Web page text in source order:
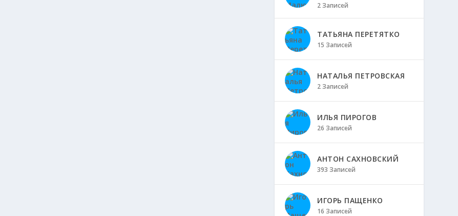
2 Записей
ТАТЬЯНА ПЕРЕТЯТКО
15 Записей
НАТАЛЬЯ ПЕТРОВСКАЯ
2 Записей
ИЛЬЯ ПИРОГОВ
26 Записей
АНТОН САХНОВСКИЙ
393 Записей
ИГОРЬ ПАЩЕНКО
16 Записей